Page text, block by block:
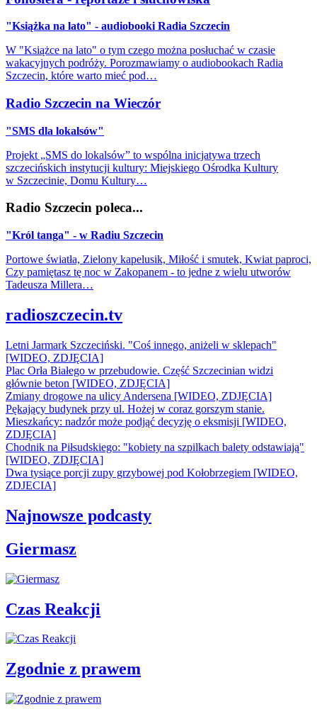
"Książka na lato" - audiobooki Radia Szczecin
W "Książce na lato" o tym czego można posłuchać w czasie
wakacyjnych podróży. Porozmawiamy o audiobookach Radia
Szczecin, które warto mieć pod…
Radio Szczecin na Wieczór
"SMS dla lokalsów"
Projekt „SMS do lokalsów” to wspólna inicjatywa trzech
szczecińskich instytucji kultury: Miejskiego Ośrodka Kultury
w Szczecinie, Domu Kultury…
Radio Szczecin poleca...
"Król tanga" - w Radiu Szczecin
Portowe światła, Zielony kapelusik, Miłość i smutek, Kwiat paproci,
Czy pamiętasz tę noc w Zakopanem - to jedne z wielu utworów
Tadeusza Millera…
radioszczecin.tv
Letni Jarmark Szczeciński. "Coś innego, aniżeli w sklepach"
[WIDEO, ZDJĘCIA]
Plac Orła Białego w przebudowie. Część Szczecinian widzi
głównie beton [WIDEO, ZDJĘCIA]
Zmiany drogowe na ulicy Andersena [WIDEO, ZDJĘCIA]
Pękający budynek przy ul. Hożej w coraz gorszym stanie.
Mieszkańcy: nadzór może podjąć decyzję o eksmisji [WIDEO,
ZDJĘCIA]
Chodnik na Piłsudskiego: "kobiety na szpilkach balety odstawiają"
[WIDEO, ZDJĘCIA]
Dwa tysiące porcji zupy grzybowej pod Kołobrzegiem [WIDEO,
ZDJECIA]
Najnowsze podcasty
Giermasz
Czas Reakcji
Zgodnie z prawem